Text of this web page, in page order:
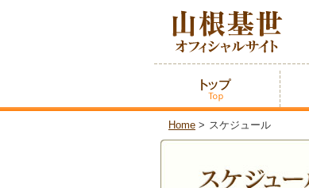
Home > スケジュール